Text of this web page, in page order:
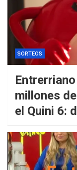
SORTEOS
millones
el Quini 6: